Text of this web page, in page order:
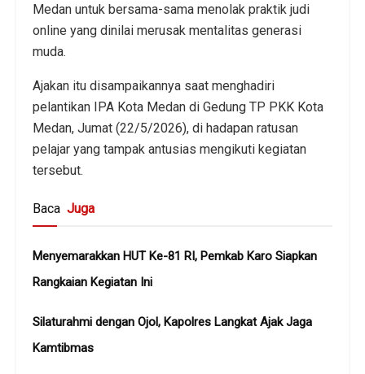
Medan untuk bersama-sama menolak praktik judi
online yang dinilai merusak mentalitas generasi
muda.
Ajakan itu disampaikannya saat menghadiri
pelantikan IPA Kota Medan di Gedung TP PKK Kota
Medan, Jumat (22/5/2026), di hadapan ratusan
pelajar yang tampak antusias mengikuti kegiatan
tersebut.
Baca Juga
Menyemarakkan HUT Ke-81 RI, Pemkab Karo Siapkan
Rangkaian Kegiatan Ini
Silaturahmi dengan Ojol, Kapolres Langkat Ajak Jaga
Kamtibmas